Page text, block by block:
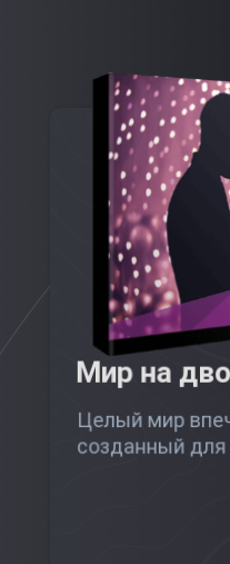
Мир на
Целый мир
созданный